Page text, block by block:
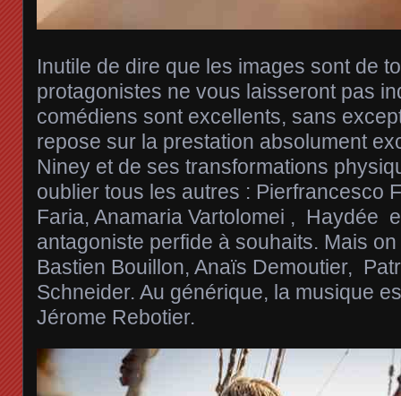
Inutile de dire que les images sont de
protagonistes ne vous laisseront pas
comédiens sont excellents, sans
repose sur la prestation absolument
Niney et de ses transformations
oublier tous les autres : Pierfrancesco
Faria, Anamaria Vartolomei , Haydée
antagoniste perfide à souhaits. Mais
Bastien Bouillon, Anaïs Demoutier,
Schneider. Au générique, la musique
Jérome Rebotier.